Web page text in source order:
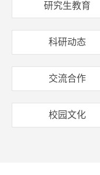
研究生教育
科研动态
交流合作
校园文化